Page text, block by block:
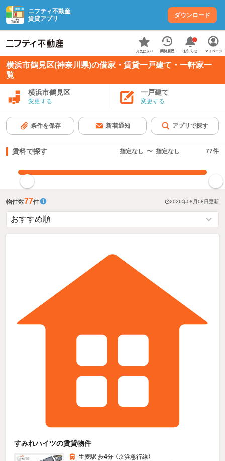
ニフティ不動産
賃貸アプリ
ダウンロード
お気に入り 閲覧履歴 お知らせ マイページ
横浜市鶴見区(神奈川県)の借家・賃貸一戸建て・一軒家一
覧
横浜市鶴見区
変更する
一戸建て
変更する
条件を保存 新着通知 アプリで探す
賃料で探す 指定なし 〜 指定なし 77件
物件数77件 2026年08月08日更新
すみれハイツの賃貸物件
生麦駅 歩4分 （京浜急行線）